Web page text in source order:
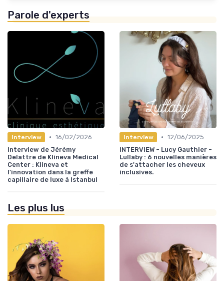
Parole d'experts
Interview • 16/02/2026
Interview de Jérémy
Delattre de Klineva Medical
Center : Klineva et
l'innovation dans la greffe
capillaire de luxe à Istanbul
Interview • 12/06/2025
INTERVIEW - Lucy Gauthier -
Lullaby : 6 nouvelles manières
de s'attacher les cheveux
inclusives.
Les plus lus